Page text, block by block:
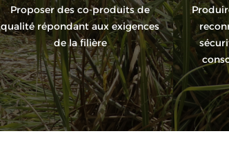
Proposer des co-produits de
qualité répondant aux exigences
de la filière